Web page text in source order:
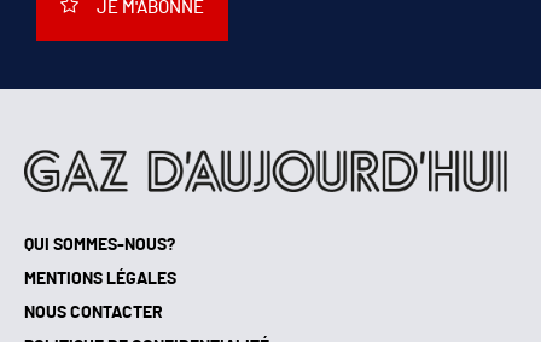
QUI SOMMES-NOUS?
MENTIONS LÉGALES
NOUS CONTACTER
JE M'ABONNE